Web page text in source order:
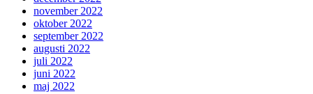
november 2022
oktober 2022
september 2022
augusti 2022
juli 2022
juni 2022
maj 2022